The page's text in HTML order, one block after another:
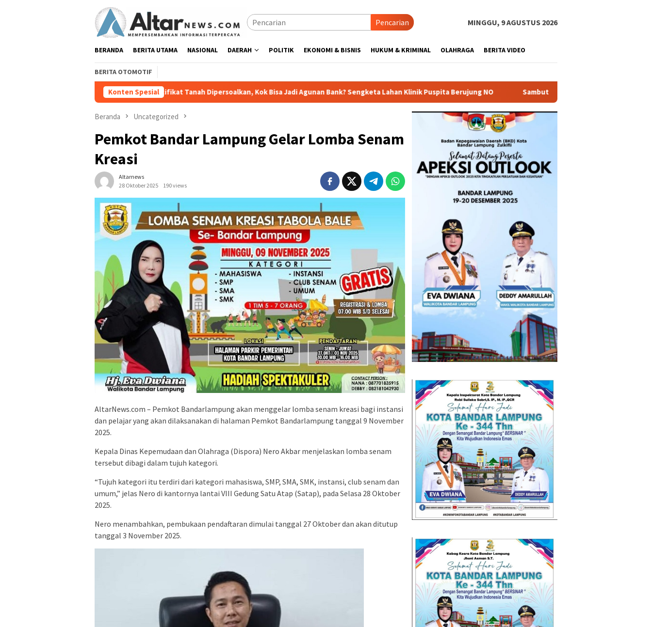
Pencarian MINGGU, 9 AGUSTUS 2026
BERANDA BERITA UTAMA NASIONAL DAERAH POLITIK EKONOMI & BISNIS HUKUM & KRIMINAL OLAHRAGA BERITA VIDEO
BERITA OTOMOTIF
Konten Spesial
Sertifikat Tanah Dipersoalkan, Kok Bisa Jadi Agunan Bank? Sengketa Lahan Klinik Puspita Berujung NO Sambut Hari Kemerdekaan Eva Dwiana Bagikan 10 Ribu
Beranda Uncategorized
Pemkot Bandar Lampung Gelar Lomba Senam
Kreasi
Altarnews
28 Oktober 2025
190 views
AltarNews.com – Pemkot Bandarlampung akan menggelar lomba senam kreasi bagi instansi
dan pelajar yang akan dilaksanakan di halaman Pemkot Bandarlampung tanggal 9 November
2025.
Kepala Dinas Kepemudaan dan Olahraga (Dispora) Nero Akbar menjelaskan lomba senam
tersebut dibagi dalam tujuh kategori.
“Tujuh kategori itu terdiri dari kategori mahasiswa, SMP, SMA, SMK, instansi, club senam dan
umum,” jelas Nero di kantornya lantai VIII Gedung Satu Atap (Satap), pada Selasa 28 Oktober
2025.
Nero menambahkan, pembukaan pendaftaran dimulai tanggal 27 Oktober dan akan ditutup
tanggal 3 November 2025.